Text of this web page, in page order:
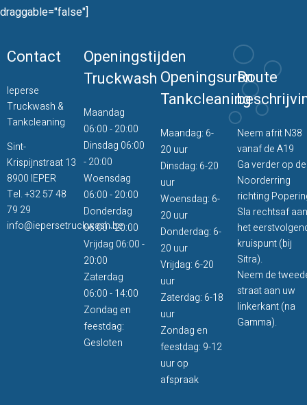
draggable="false"]
Contact
Ieperse
Truckwash &
Tankcleaning
Sint-
Krispijnstraat 13
8900 IEPER
Tel.+32 57 48
79 29
info@iepersetruckwash.be
Openingstijden
Truckwash
Maandag
06:00 - 20:00
Dinsdag 06:00
- 20:00
Woensdag
06:00 - 20:00
Donderdag
06:00 - 20:00
Vrijdag 06:00 -
20:00
Zaterdag
06:00 - 14:00
Zondag en
feestdag:
Gesloten
Openingsuren
Tankcleaning
Maandag: 6-
20 uur
Dinsdag: 6-20
uur
Woensdag: 6-
20 uur
Donderdag: 6-
20 uur
Vrijdag: 6-20
uur
Zaterdag: 6-18
uur
Zondag en
feestdag: 9-12
uur op
afspraak
Route
Neem afrit N38
vanaf de A19
Ga verder op de
Noorderring
richting
Sla rechtsaf aan
het
kruispunt (bij
Sitra).
Neem de
straat aan uw
linkerkant (na
Gamma).